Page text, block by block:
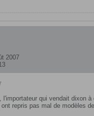
2007
l'importateur qui vendait dixon à
repris pas mal de modèles